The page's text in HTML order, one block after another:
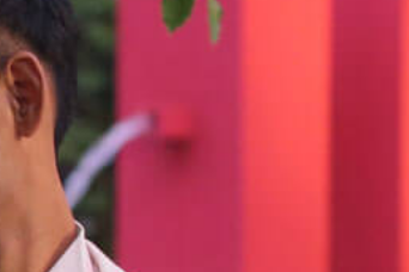
ャラリー
クセス
キャンペーン
用情報
成約者サイト